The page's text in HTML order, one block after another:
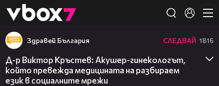
👾
Здравей България СЛЕДВАЙ 1816
Д-р Виктор Кръстев: Акушер-гинекологът,
който превежда медицината на разбираем
език в социалните мрежи